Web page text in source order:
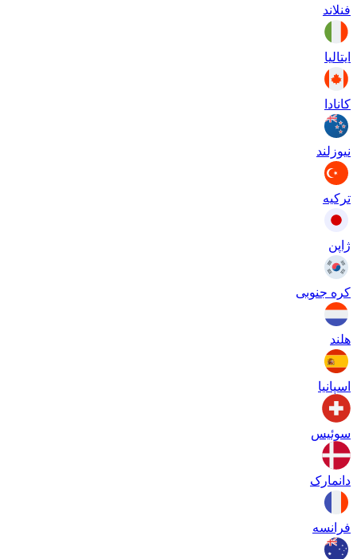
فنلاند
ایتالیا
کانادا
نیوزلند
ترکیه
ژاپن
کره جنوبی
هلند
اسپانیا
سوئیس
دانمارک
فرانسه